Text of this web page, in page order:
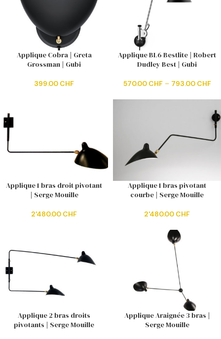
Applique Cobra | Greta
Grossman | Gubi
399.00 CHF
Applique BL6 Bestlite | Robert
Dudley Best | Gubi
570.00 CHF– 793.00 CHF
Applique 1 bras droit pivotant
| Serge Mouille
2'480.00 CHF
Applique 1 bras pivotant
courbe | Serge Mouille
2'480.00 CHF
Applique 2 bras droits
pivotants | Serge Mouille
Applique Araignée 3 bras |
Serge Mouille